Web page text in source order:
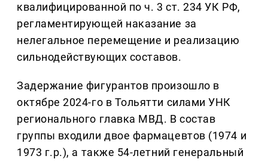
квалифицированной по ч. 3 ст. 234 УК РФ,
регламентирующей наказание за
нелегальное перемещение и реализацию
сильнодействующих составов.
Задержание фигурантов произошло в
октябре 2024-го в Тольятти силами УНК
регионального главка МВД. В состав
группы входили двое фармацевтов (1974 и
1973 г.р.), а также 54-летний генеральный